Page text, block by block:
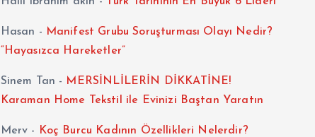
Hasan - Manifest Grubu Soruşturması Olayı Nedir?
“Hayasızca Hareketler”
Sinem Tan - MERSİNLİLERİN DİKKATİNE!
Karaman Home Tekstil ile Evinizi Baştan Yaratın
Merv - Koç Burcu Kadının Özellikleri Nelerdir?